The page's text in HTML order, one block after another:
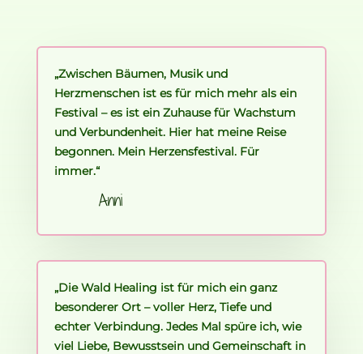
„Zwischen Bäumen, Musik und
Herzmenschen ist es für mich mehr als ein
Festival – es ist ein Zuhause für Wachstum
und Verbundenheit. Hier hat meine Reise
begonnen. Mein Herzensfestival. Für
immer.“
Anni
„Die Wald Healing ist für mich ein ganz
besonderer Ort – voller Herz, Tiefe und
echter Verbindung. Jedes Mal spüre ich, wie
viel Liebe, Bewusstsein und Gemeinschaft in